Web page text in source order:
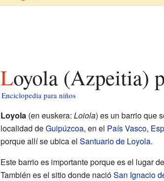
Loyola (Azpeitia)
Enciclopedia para niños
Loyola(en euskera: Loiola) es un barrio que
localidad deGuipúzcoa, en el País Vasco,
porque allí se ubica el Santuario de Loyola.
Este barrio es importante porque es el lugar
También es el sitio donde nacióSan Ignacio